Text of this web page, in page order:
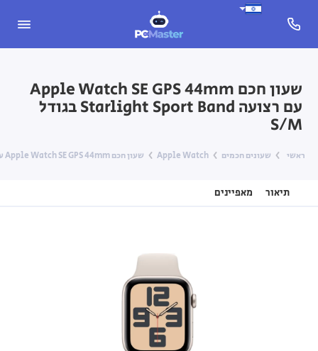
שעון חכם Apple Watch SE GPS 44mm
עם רצועה Starlight Sport Band בגודל
S/M
ראשי שעונים חכמים Apple Watch שעון חכם Apple Watch SE GPS 44mm עם רצועה Starlight Sport Band בגודל S/M
תיאור מאפיינים